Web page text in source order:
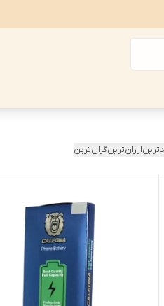
ارزان‌ترینگران‌ترین